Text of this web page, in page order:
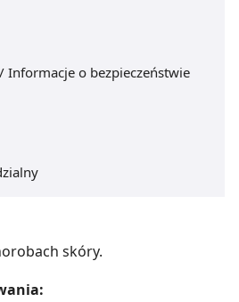
Informacje o bezpieczeństwie
skóry.